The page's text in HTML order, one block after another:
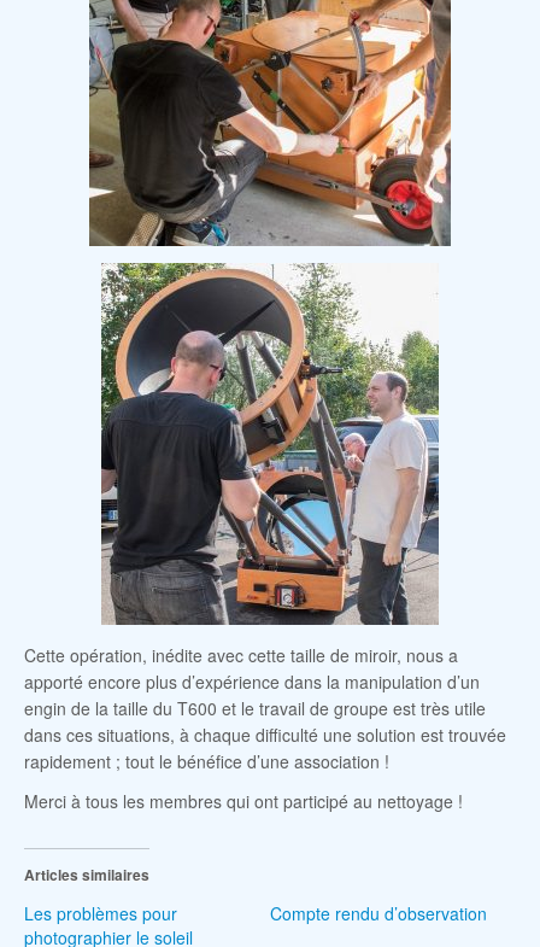
Cette opération, inédite avec cette taille de miroir, nous a
apporté encore plus d’expérience dans la manipulation d’un
engin de la taille du T600 et le travail de groupe est très utile
dans ces situations, à chaque difficulté une solution est trouvée
rapidement ; tout le bénéfice d’une association !
Merci à tous les membres qui ont participé au nettoyage !
Articles similaires
Les problèmes pour
photographier le soleil
Compte rendu d’observation